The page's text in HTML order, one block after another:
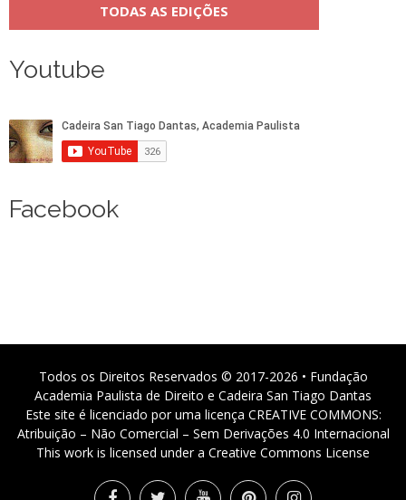
TODAS AS EDIÇÕES
Youtube
Facebook
Todos os Direitos Reservados © 2017-2026 • Fundação
Academia Paulista de Direito e Cadeira San Tiago Dantas
Este site é licenciado por uma licença CREATIVE COMMONS:
Atribuição – Não Comercial – Sem Derivações 4.0 Internacional
This work is licensed under a Creative Commons License